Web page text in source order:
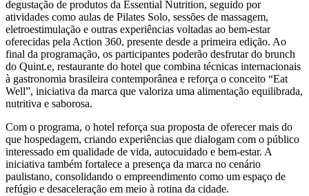
degustação de produtos da Essential Nutrition, seguido por
atividades como aulas de Pilates Solo, sessões de massagem,
eletroestimulação e outras experiências voltadas ao bem-estar
oferecidas pela Action 360, presente desde a primeira edição. Ao
final da programação, os participantes poderão desfrutar do brunch
do Quint.e, restaurante do hotel que combina técnicas internacionais
à gastronomia brasileira contemporânea e reforça o conceito “Eat
Well”, iniciativa da marca que valoriza uma alimentação equilibrada,
nutritiva e saborosa.
Com o programa, o hotel reforça sua proposta de oferecer mais do
que hospedagem, criando experiências que dialogam com o público
interessado em qualidade de vida, autocuidado e bem-estar. A
iniciativa também fortalece a presença da marca no cenário
paulistano, consolidando o empreendimento como um espaço de
refúgio e desaceleração em meio à rotina da cidade.